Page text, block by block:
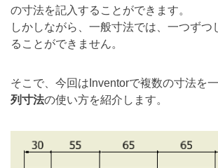
の寸法を記入することができます。
しかしながら、一般寸法では、一つずつ
ることができません。
そこで、今回はInventorで複数の寸法を
列寸法の使い方を紹介します。